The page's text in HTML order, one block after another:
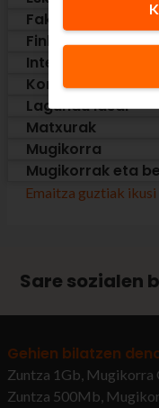
Faktura
Finkoa
Internet
Kontaktua
Lagundu lasai
Matxurak
Mugikorra
Mugikorrak eta
Emaitza guztiak ikusi
Sare sozialen
Gehien bilatzen
Zuntza 1Gb, Mugikorra
Zuntza 500Mb,